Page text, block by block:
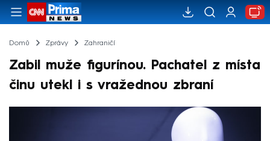
Domů Zprávy Zahraničí
Zabil muže figurínou. Pachatel z místa
činu utekl i s vražednou zbraní